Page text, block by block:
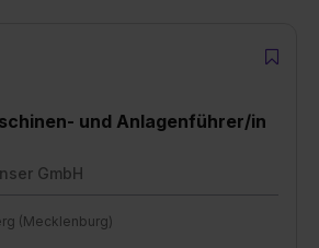
und Anlagenführer/in
GmbH
(Mecklenburg)